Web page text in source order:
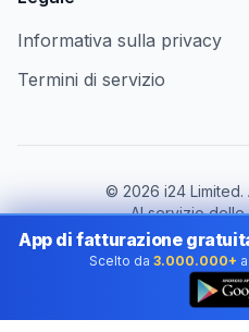
Informativa sulla privacy
Termini di servizio
© 2026 i24
Al servizio delle
Cambia paese:
Italy
App di fatturazione
Scelto da 3.000.000+